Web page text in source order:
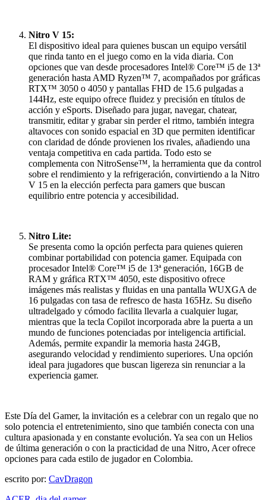
Nitro V 15:
El dispositivo ideal para quienes buscan un equipo versátil
que rinda tanto en el juego como en la vida diaria. Con
opciones que van desde procesadores Intel® Core™ i5 de 13ª
generación hasta AMD Ryzen™ 7, acompañados por gráficas
RTX™ 3050 o 4050 y pantallas FHD de 15.6 pulgadas a
144Hz, este equipo ofrece fluidez y precisión en títulos de
acción y eSports. Diseñado para jugar, navegar, chatear,
transmitir, editar y grabar sin perder el ritmo, también integra
altavoces con sonido espacial en 3D que permiten identificar
con claridad de dónde provienen los rivales, añadiendo una
ventaja competitiva en cada partida. Todo esto se
complementa con NitroSense™, la herramienta que da control
sobre el rendimiento y la refrigeración, convirtiendo a la Nitro
V 15 en la elección perfecta para gamers que buscan
equilibrio entre potencia y accesibilidad.
Nitro Lite:
Se presenta como la opción perfecta para quienes quieren
combinar portabilidad con potencia gamer. Equipada con
procesador Intel® Core™ i5 de 13ª generación, 16GB de
RAM y gráfica RTX™ 4050, este dispositivo ofrece
imágenes más realistas y fluidas en una pantalla WUXGA de
16 pulgadas con tasa de refresco de hasta 165Hz. Su diseño
ultradelgado y cómodo facilita llevarla a cualquier lugar,
mientras que la tecla Copilot incorporada abre la puerta a un
mundo de funciones potenciadas por inteligencia artificial.
Además, permite expandir la memoria hasta 24GB,
asegurando velocidad y rendimiento superiores. Una opción
ideal para jugadores que buscan ligereza sin renunciar a la
experiencia gamer.
Este Día del Gamer, la invitación es a celebrar con un regalo que no
solo potencia el entretenimiento, sino que también conecta con una
cultura apasionada y en constante evolución. Ya sea con un Helios
de última generación o con la practicidad de una Nitro, Acer ofrece
opciones para cada estilo de jugador en Colombia.
escrito por: CavDragon